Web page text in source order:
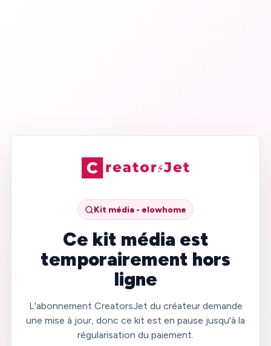
Kit média - elowhome
Ce kit média est
temporairement hors
ligne
L'abonnement CreatorsJet du créateur demande
une mise à jour, donc ce kit est en pause jusqu'à la
régularisation du paiement.